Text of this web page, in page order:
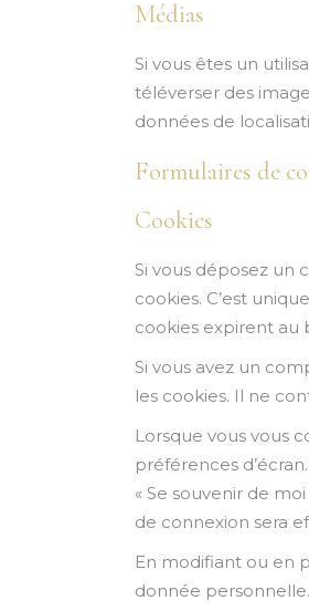
Médias
Si vous êtes un
téléverser des
données de
Formulaires de
Cookies
Si vous déposez un
cookies. C’est
cookies expirent au
Si vous avez un
les cookies. Il ne
Lorsque vous vous
préférences
« Se souvenir de
de connexion sera
En modifiant ou en
donnée